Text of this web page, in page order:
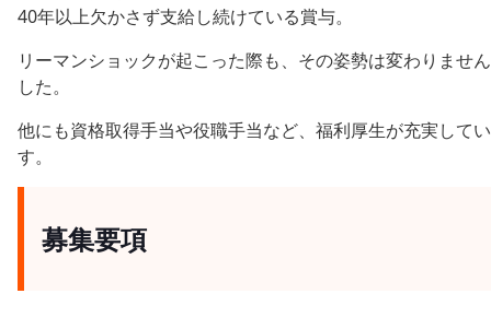
40年以上欠かさず支給し続けている賞与。
リーマンショックが起こった際も、その姿勢は変わりませ
した。
他にも資格取得手当や役職手当など、福利厚生が充実して
す。
募集要項